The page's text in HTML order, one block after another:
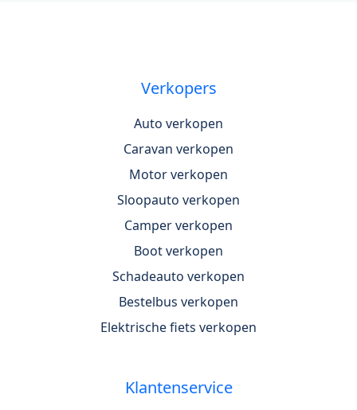
Verkopers
Auto verkopen
Caravan verkopen
Motor verkopen
Sloopauto verkopen
Camper verkopen
Boot verkopen
Schadeauto verkopen
Bestelbus verkopen
Elektrische fiets verkopen
Klantenservice